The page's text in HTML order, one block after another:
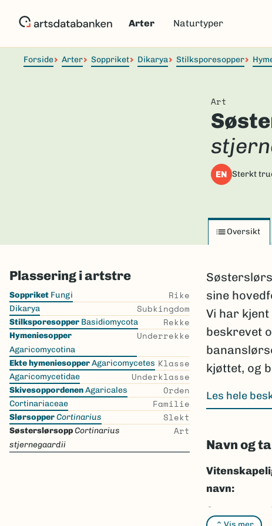
Arter Naturtyper
Forside Arter Soppriket Dikarya Stilksporesopper
Art
EN Sterkt
Oversikt
Plassering i artstre
Skip
the
list
Soppriket Fungi Rike
Dikarya Subkingdom
Stilksporesopper Basidiomycota Rekke
Hymeniesopper
Agaricomycotina
Underrekke
Ekte hymeniesopperAgaricomycetes Klasse
Agaricomycetidae Underklasse
SkivesoppordenenAgaricales Orden
Cortinariaceae Familie
SlørsopperCortinarius Slekt
SøsterslørsoppCortinarius
stjernegaardii
Art
sine
Vi har
beskrevet
kjøttet, og
Les hele
Navn og
navn:
Synonymer: